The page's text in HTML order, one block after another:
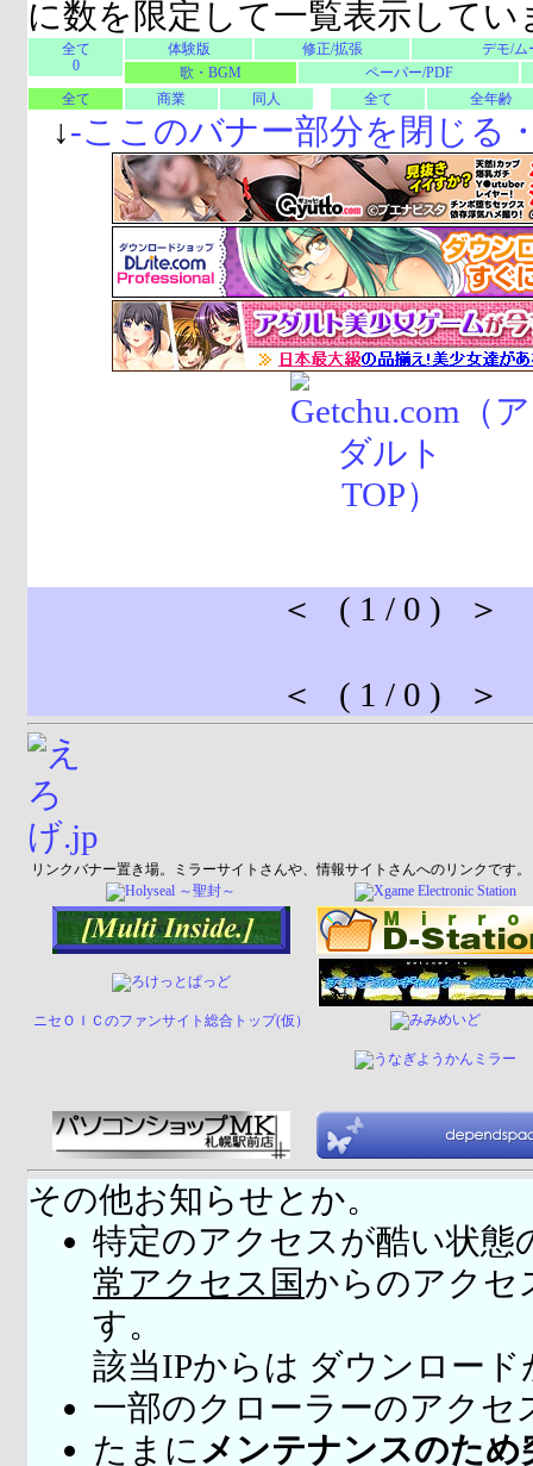
に数を限定して一覧表示してい
全て
0
体験版 修正/拡張
デモ/ム
歌・BGM
ペーパー/PDF
全て
商業 同人 全て 全年齢
↓-ここのバナー部分を閉じる
＜ ( 1 / 0 ) ＞
＜ ( 1 / 0 ) ＞
リンクバナー置き場。ミラーサイトさんや、情報サイトさんへのリンクです。
ニセＯＩＣのファンサイト総合トップ(仮）
その他お知らせとか。
特定のアクセスが酷い状態
常アクセス国からのアクセ
す。
該当IPからは ダウンロー
一部のクローラーのアクセ
たまに メンテナンスのため